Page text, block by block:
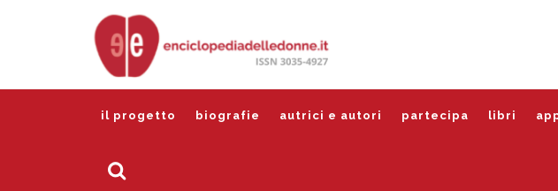
il progetto biografie autrici e autori partecipa libri